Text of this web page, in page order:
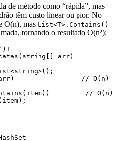
de método como “rápida”, mas
têm custo linear ou pior. No
O(n), mas List<T>.Contains()
tornando o resultado O(n²):
( string [] arr)
<string>();
// O(n)
(item)) // O(n)
(item);